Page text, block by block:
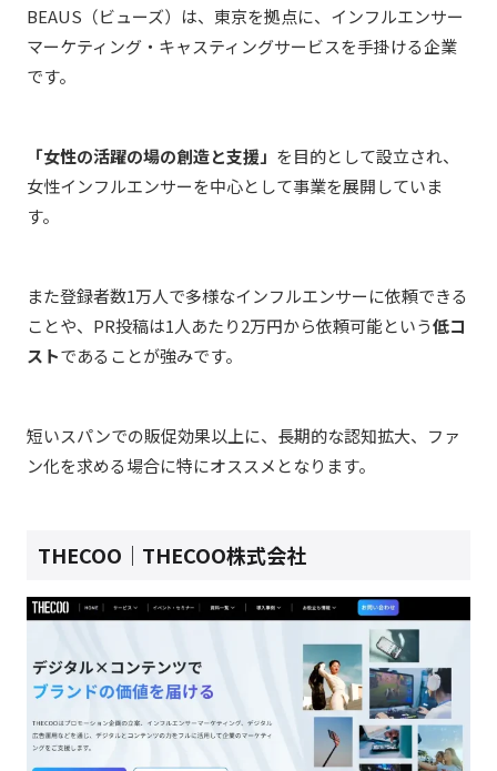
BEAUS（ビューズ）は、東京を拠点に、インフルエンサー
マーケティング・キャスティングサービスを手掛ける企業
です。
「女性の活躍の場の創造と支援」 を目的として設立され、
女性インフルエンサーを中心として事業を展開していま
す。
また登録者数1万人で多様なインフルエンサーに依頼できる
ことや、PR投稿は1人あたり2万円から依頼可能という低コ
ストであることが強みです。
短いスパンでの販促効果以上に、長期的な認知拡大、ファ
ン化を求める場合に特にオススメとなります。
THECOO｜THECOO株式会社